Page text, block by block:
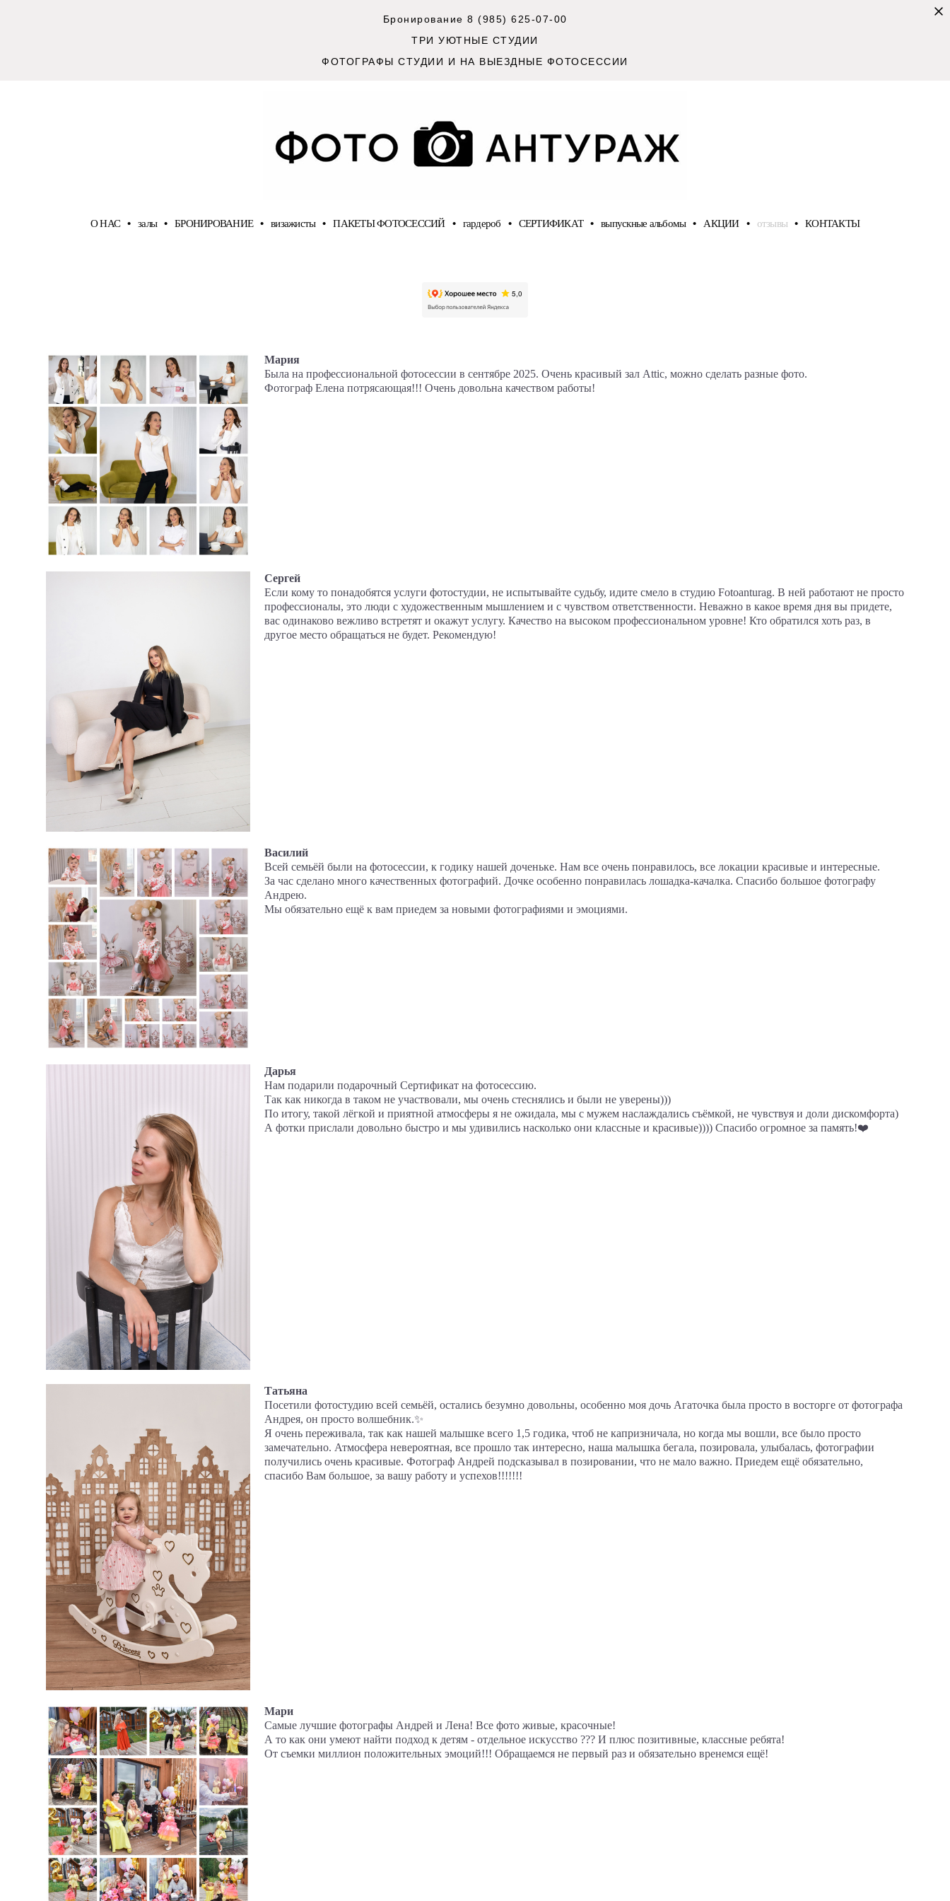
Бронирование 8 (985) 625-07-00
ТРИ УЮТНЫЕ СТУДИИ
ФОТОГРАФЫ СТУДИИ И НА ВЫЕЗДНЫЕ ФОТОСЕССИИ
О НАС • залы • БРОНИРОВАНИЕ • визажисты • ПАКЕТЫ ФОТОСЕССИЙ • гардероб • СЕРТИФИКАТ • выпускные альбомы • АКЦИИ • отзывы • КОНТАКТЫ
Мария
Была на профессиональной фотосессии в сентябре 2025. Очень красивый зал Attic, можно сделать разные фото.
Фотограф Елена потрясающая!!! Очень довольна качеством работы!
Сергей
Если кому то понадобятся услуги фотостудии, не испытывайте судьбу, идите смело в студию Fotoanturag. В ней работают не просто
профессионалы, это люди с художественным мышлением и с чувством ответственности. Неважно в какое время дня вы придете,
вас одинаково вежливо встретят и окажут услугу. Качество на высоком профессиональном уровне! Кто обратился хоть раз, в
другое место обращаться не будет. Рекомендую!
Василий
Всей семьёй были на фотосессии, к годику нашей доченьке. Нам все очень понравилось, все локации красивые и интересные.
За час сделано много качественных фотографий. Дочке особенно понравилась лошадка-качалка. Спасибо большое фотографу
Андрею.
Мы обязательно ещё к вам приедем за новыми фотографиями и эмоциями.
Дарья
Нам подарили подарочный Сертификат на фотосессию.
Так как никогда в таком не участвовали, мы очень стеснялись и были не уверены)))
По итогу, такой лёгкой и приятной атмосферы я не ожидала, мы с мужем наслаждались съёмкой, не чувствуя и доли дискомфорта)
А фотки прислали довольно быстро и мы удивились насколько они классные и красивые)))) Спасибо огромное за память!❤️
Татьяна
Посетили фотостудию всей семьёй, остались безумно довольны, особенно моя дочь Агаточка была просто в восторге от фотографа
Андрея, он просто волшебник.✨
Я очень переживала, так как нашей малышке всего 1,5 годика, чтоб не капризничала, но когда мы вошли, все было просто
замечательно. Атмосфера невероятная, все прошло так интересно, наша малышка бегала, позировала, улыбалась, фотографии
получились очень красивые. Фотограф Андрей подсказывал в позировании, что не мало важно. Приедем ещё обязательно,
спасибо Вам большое, за вашу работу и успехов!!!!!!!
Мари
Самые лучшие фотографы Андрей и Лена! Все фото живые, красочные!
А то как они умеют найти подход к детям - отдельное искусство ??? И плюс позитивные, классные ребята!
От съемки миллион положительных эмоций!!! Обращаемся не первый раз и обязательно вренемся ещё!